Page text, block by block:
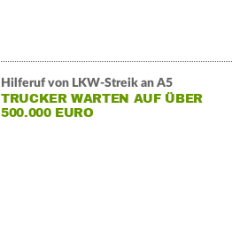
Hilferuf von LKW-Streik an A5
TRUCKER WARTEN AUF ÜBER
500.000 EURO